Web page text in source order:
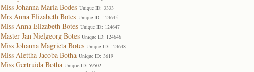
Miss Johanna Maria Bodes Unique ID: 3333
Mrs Anna Elizabeth Botes Unique ID: 124645
Miss Anna Elizabeth Botes Unique ID: 124647
Master Jan Nielgeorg Botes Unique ID: 124646
Miss Johanna Magrieta Botes Unique ID: 124648
Miss Alettha Jacoba Botha Unique ID: 3619
Miss Gertruida Botha Unique ID: 59502